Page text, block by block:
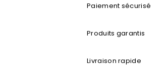
Paiement sécurisé
Produits garantis
Livraison rapide